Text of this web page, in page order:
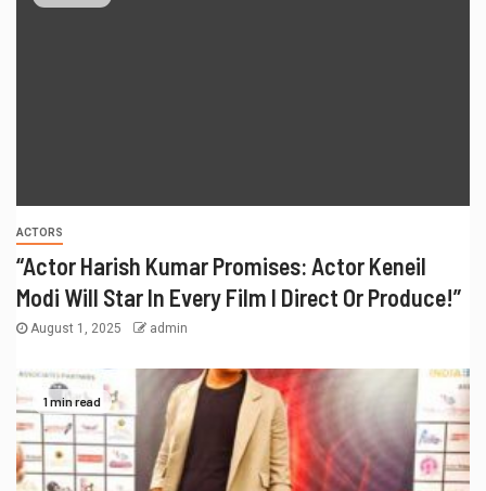
ACTORS
“Actor Harish Kumar Promises: Actor Keneil
Modi Will Star In Every Film I Direct Or Produce!”
August 1, 2025 admin
1 min read